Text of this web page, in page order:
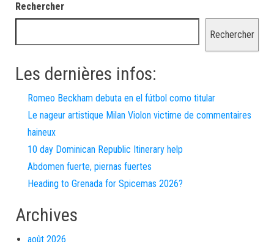
Rechercher
Rechercher
Les dernières infos:
Romeo Beckham debuta en el fútbol como titular
Le nageur artistique Milan Violon victime de commentaires
haineux
10 day Dominican Republic Itinerary help
Abdomen fuerte, piernas fuertes
Heading to Grenada for Spicemas 2026?
Archives
août 2026